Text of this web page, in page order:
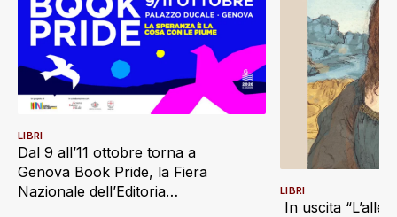
Dal 9 all’11 ottobre torna a
Genova Book Pride, la Fiera
Nazionale dell’Editoria
LIBRI
In uscita
LIBRI